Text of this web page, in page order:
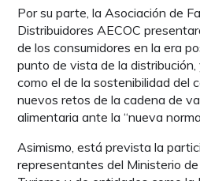
Por su parte, la Asociación de
Distribuidores AECOC
de los consumidores en la era
punto de vista de la
como el de la sostenibilidad del
nuevos retos de la cadena de
alimentaria ante la “nueva
Asimismo, está prevista la
representantes del Ministerio